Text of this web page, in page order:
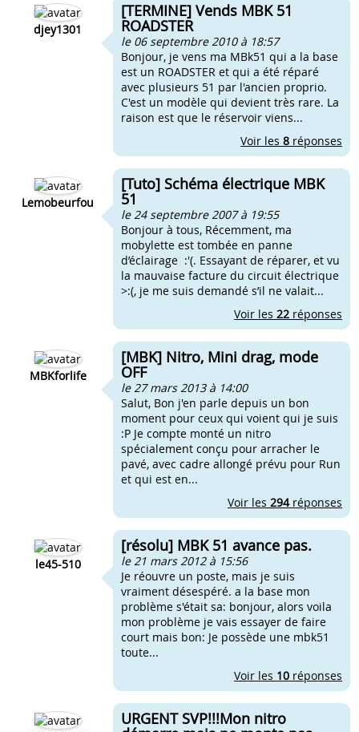
djey1301
[TERMINE] Vends MBK 51
ROADSTER
le 06 septembre 2010 à 18:57
Bonjour, je vens ma MBk51 qui a la base
est un ROADSTER et qui a été réparé
avec plusieurs 51 par l'ancien proprio.
C'est un modèle qui devient très rare. La
raison est que le réservoir viens...
Voir les 8 réponses
Lemobeurfou
[Tuto] Schéma électrique MBK
51
le 24 septembre 2007 à 19:55
Bonjour à tous, Récemment, ma
mobylette est tombée en panne
d’éclairage :'(. Essayant de réparer, et vu
la mauvaise facture du circuit électrique
>:(, je me suis demandé s’il ne valait...
Voir les 22 réponses
MBKforlife
[MBK] Nitro, Mini drag, mode
OFF
le 27 mars 2013 à 14:00
Salut, Bon j'en parle depuis un bon
moment pour ceux qui voient qui je suis
:P Je compte monté un nitro
spécialement conçu pour arracher le
pavé, avec cadre allongé prévu pour Run
et qui est en...
Voir les 294réponses
le45-510
[résolu] MBK 51 avance pas.
le 21 mars 2012 à 15:56
Je réouvre un poste, mais je suis
vraiment désespéré. a la base mon
problème s'était sa: bonjour, alors voila
mon problème je vais essayer de faire
court mais bon: Je possède une mbk51
toute...
Voir les 10 réponses
URGENT SVP!!!Mon nitro